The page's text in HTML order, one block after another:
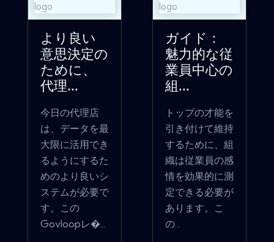
より良い
意思決定の
ために、
代理...
今日の代理店
は、データを最
大限に活用でき
るようにするた
めのより良いシ
ステムが必要で
す。この
Govloopレ�...
ガイド：
魅力的な従
業員中心の
組...
トップの才能を
引き付けて維持
するために、組
織は従業員の感
情を効果的に測
定できる必要が
あります。こ
の...